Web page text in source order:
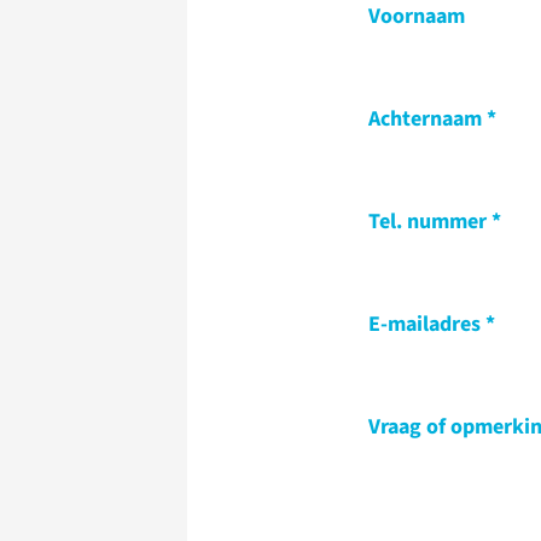
Voornaam
Achternaam
Tel. nummer
E-mailadres
Vraag of